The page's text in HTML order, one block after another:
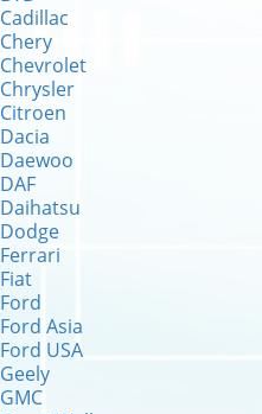
Cadillac
Chery
Chevrolet
Chrysler
Citroen
Dacia
Daewoo
DAF
Daihatsu
Dodge
Ferrari
Fiat
Ford
Ford Asia
Ford USA
Geely
GMC